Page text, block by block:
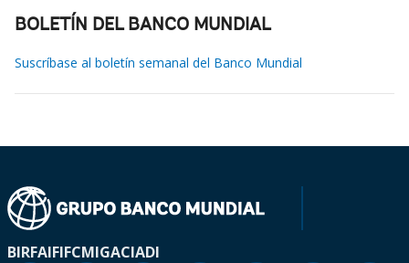
BOLETÍN DEL BANCO MUNDIAL
Suscríbase al boletín semanal del Banco Mundial
BIRFAIFIFCMIGACIADI